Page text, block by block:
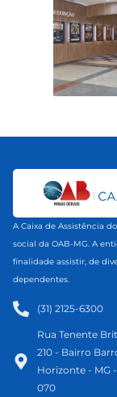
A Caixa de Assistência
social da OAB-MG. A
finalidade assistir, de
dependentes.
(31) 2125-6300​
Rua Tenente
210 - Bairro
Horizonte - MG
070